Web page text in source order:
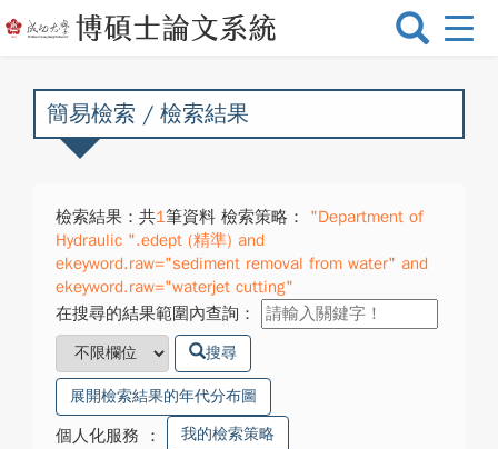
選
換
簡易檢索 / 檢索結果
檢索結果：共1筆資料 檢索策略：
"Department of
Hydraulic ".edept (精準) and
ekeyword.raw="sediment removal from water" and
ekeyword.raw="waterjet cutting"
在搜尋的結果範圍內查詢：
搜尋
展開檢索結果的年代分布圖
個人化服務 ： 我的檢索策略